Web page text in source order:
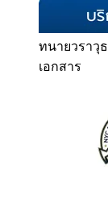
ทนายวราวุธ
เอกสาร